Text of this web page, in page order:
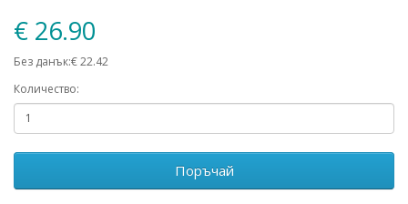
€ 26.90
Без данък:€ 22.42
Количество:
Поръчай